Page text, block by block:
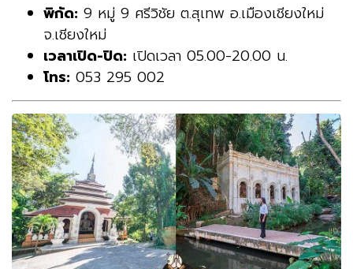
พิกัด: 9 หมู่ 9 ศรีวิชัย ต.สุเทพ อ.เมืองเชียงใหม่
จ.เชียงใหม่
เวลาเปิด-ปิด: เปิดเวลา 05.00-20.00 น.
โทร: 053 295 002